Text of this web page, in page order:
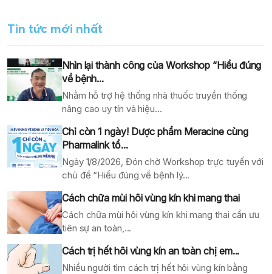
Tin tức mới nhất
Nhìn lại thành công của Workshop “Hiểu đúng
về bệnh...
Nhằm hỗ trợ hệ thống nhà thuốc truyền thống
nâng cao uy tín và hiệu...
Chỉ còn 1 ngày! Dược phẩm Meracine cùng
Pharmalink tổ...
Ngày 1/8/2026, Đón chờ Workshop trực tuyến với
chủ đề “Hiểu đúng về bệnh lý...
Cách chữa mùi hôi vùng kín khi mang thai
Cách chữa mùi hôi vùng kín khi mang thai cần ưu
tiên sự an toàn,...
Cách trị hết hôi vùng kín an toàn chị em...
Nhiều người tìm cách trị hết hôi vùng kín bằng